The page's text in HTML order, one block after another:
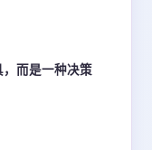
而是一种决策